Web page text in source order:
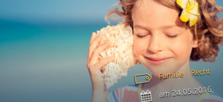
Familie Recht
am24.05.2016